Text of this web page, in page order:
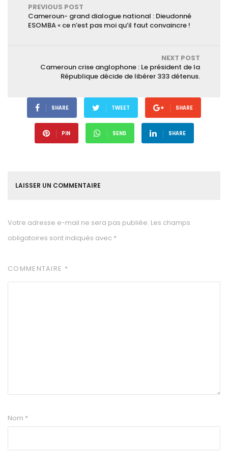
PREVIOUS POST
Cameroun- grand dialogue national : Dieudonné
ESOMBA « ce n’est pas moi qu’il faut convaincre !
NEXT POST
Cameroun crise anglophone : Le président de la
République décide de libérer 333 détenus.
SHARE TWEET SHARE
PIN SEND SHARE
LAISSER UN COMMENTAIRE
Votre adresse e-mail ne sera pas publiée. Les champs
obligatoires sont indiqués avec *
COMMENTAIRE *
Nom *